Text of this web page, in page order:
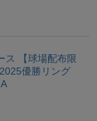
ス 【球場配布限
優勝リング